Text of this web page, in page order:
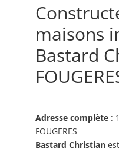
maisons
Bastard
Adresse complète:
FOUGERES
Bastard Christian